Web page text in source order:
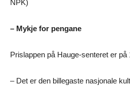
– Mykje for pengane
Prislappen på Hauge-senteret er på
– Det er den billegaste nasjonale